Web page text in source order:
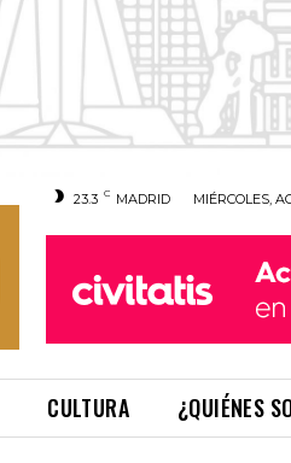
23.3 C MADRID MIÉRCOLES,
CULTURA ¿QUIÉNES